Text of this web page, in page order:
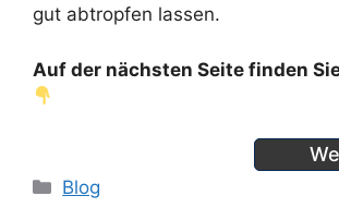
gut abtropfen lassen.
Auf der nächsten Seite finden
Kategorien
Blog